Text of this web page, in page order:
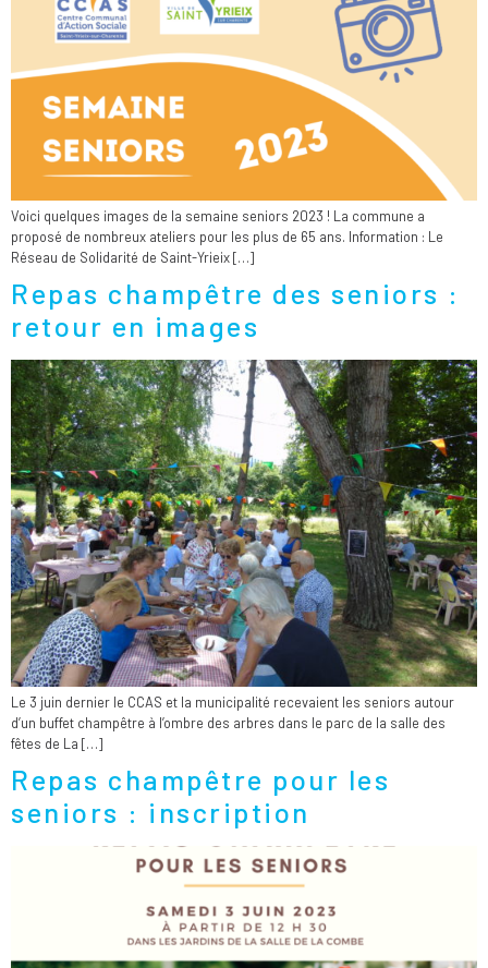
Voici quelques images de la semaine seniors 2023 ! La commune a
proposé de nombreux ateliers pour les plus de 65 ans. Information : Le
Réseau de Solidarité de Saint-Yrieix […]
Repas champêtre des seniors :
retour en images
Le 3 juin dernier le CCAS et la municipalité recevaient les seniors autour
d’un buffet champêtre à l’ombre des arbres dans le parc de la salle des
fêtes de La […]
Repas champêtre pour les
seniors : inscription